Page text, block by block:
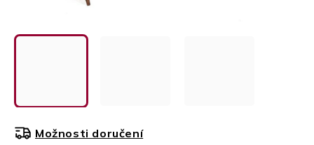
Možnosti doručení